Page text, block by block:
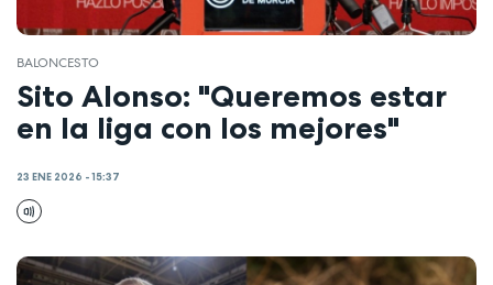
BALONCESTO
Sito Alonso: "Queremos estar
en la liga con los mejores"
23 ENE 2026 - 15:37